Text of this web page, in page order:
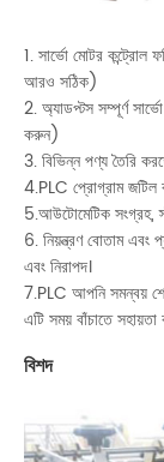
1. সার্ভো মোটর কন্ট্রোল
আরও সঠিক)
2. অ্যাডপ্টস সম্পূর্ণ
করুন)
3. বিভিন্ন পণ্য তৈরি
4.PLC প্রোগ্রাম জটিল
5.আউটোমেটিক সংগ্রহ,
6. নিয়ন্ত্রণ বোতাম এবং
এবং নিরাপদ।
7.PLC আপনি সমন্বয় শেষ
এটি সময় বাঁচাতে সহায়তা
বিশদ